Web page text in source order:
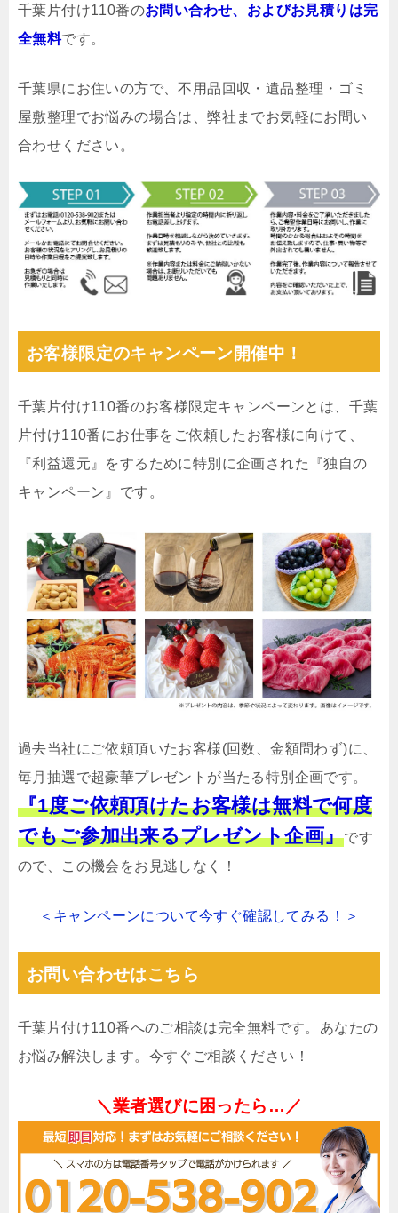
千葉片付け110番のお問い合わせ、およびお見積りは完
全無料です。
千葉県にお住いの方で、不用品回収・遺品整理・ゴミ
屋敷整理でお悩みの場合は、弊社までお気軽にお問い
合わせください。
お客様限定のキャンペーン開催中！
千葉片付け110番のお客様限定キャンペーンとは、千葉
片付け110番にお仕事をご依頼したお客様に向けて、
『利益還元』をするために特別に企画された『独自の
キャンペーン』です。
過去当社にご依頼頂いたお客様(回数、金額問わず)に、
毎月抽選で超豪華プレゼントが当たる特別企画です。
『1度ご依頼頂けたお客様は無料で何度
でもご参加出来るプレゼント企画』です
ので、この機会をお見逃しなく！
＜キャンペーンについて今すぐ確認してみる！＞
お問い合わせはこちら
千葉片付け110番へのご相談は完全無料です。あなたの
お悩み解決します。今すぐご相談ください！
＼業者選びに困ったら…／